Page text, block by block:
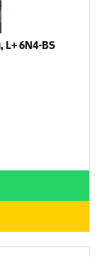
L+ 6N4-BS